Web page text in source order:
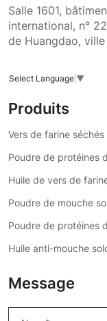
Salle 1601,
international, n°
de Huangdao,
Select Language ▼
Produits
Vers de farine séchés
Poudre de protéines
Huile de vers de
Poudre de mouche
Poudre de protéines
Huile anti-mouche
Message